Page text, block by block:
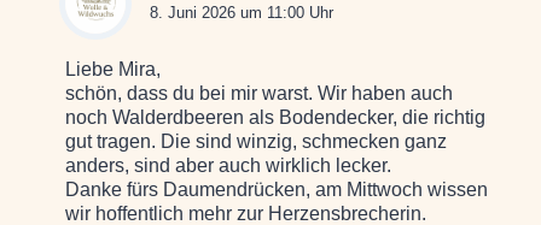
8. Juni 2026 um 11:00 Uhr
Liebe Mira,
schön, dass du bei mir warst. Wir haben auch
noch Walderdbeeren als Bodendecker, die richtig
gut tragen. Die sind winzig, schmecken ganz
anders, sind aber auch wirklich lecker.
Danke fürs Daumendrücken, am Mittwoch wissen
wir hoffentlich mehr zur Herzensbrecherin.